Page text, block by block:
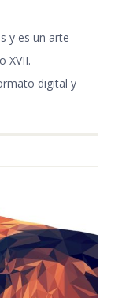
y es un arte
XVII.
digital y